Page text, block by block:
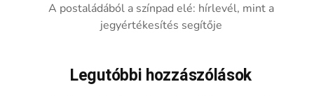
A postaládából a színpad elé: hírlevél, mint a
jegyértékesítés segítője
Legutóbbi hozzászólások